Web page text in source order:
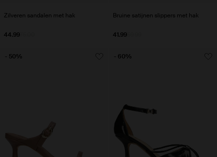
Zilveren sandalen met hak
44.99
Bruine satijnen slippers met hak
41.99
- 50% - 60%